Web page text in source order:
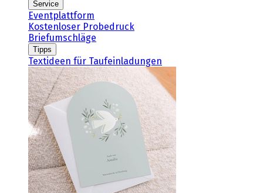
Service
Eventplattform
Kostenloser Probedruck
Briefumschläge
Tipps
Textideen für Taufeinladungen